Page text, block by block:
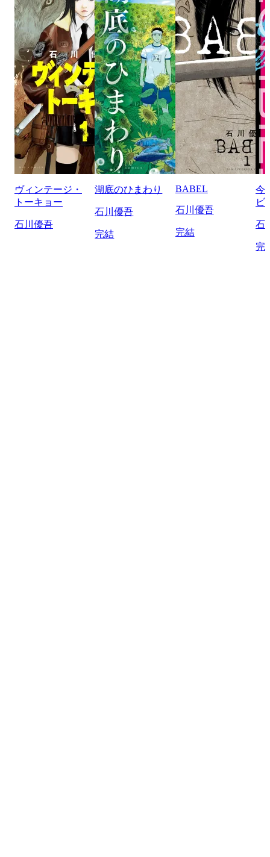
ヴィンテージ・
トーキョー
石川優吾
湖底のひまわり
石川優吾
完結
BABEL
石川優吾
完結
今
ビ
石
完